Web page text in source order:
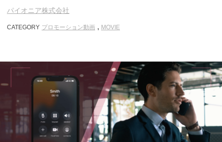
パイオニア株式会社
CATEGORY プロモーション動画 , MOVIE